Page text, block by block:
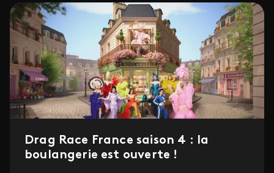
Drag Race France saison 4 : la
boulangerie est ouverte !